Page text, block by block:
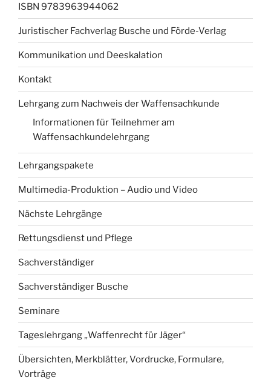
ISBN 9783963944062
Juristischer Fachverlag Busche und Förde-Verlag
Kommunikation und Deeskalation
Kontakt
Lehrgang zum Nachweis der Waffensachkunde
Informationen für Teilnehmer am
Waffensachkundelehrgang
Lehrgangspakete
Multimedia-Produktion – Audio und Video
Nächste Lehrgänge
Rettungsdienst und Pflege
Sachverständiger
Sachverständiger Busche
Seminare
Tageslehrgang „Waffenrecht für Jäger“
Übersichten, Merkblätter, Vordrucke, Formulare,
Vorträge